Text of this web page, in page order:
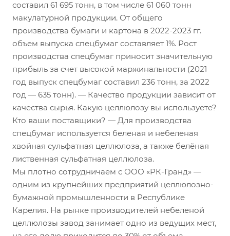
составил 61 695 тонн, в том числе 61 060 тонн
макулатурной продукции. От общего
производства бумаги и картона в 2022-2023 гг.
объем выпуска спецбумаг составляет 1%. Рост
производства спецбумаг приносит значительную
прибыль за счет высокой маржинальности (2021
год выпуск спецбумаг составил 236 тонн, за 2022
год — 635 тонн). — Качество продукции зависит от
качества сырья. Какую целлюлозу вы используете?
Кто ваши поставщики? — Для производства
спецбумаг используется беленая и небеленая
хвойная сульфатная целлюлоза, а также белёная
лиственная сульфатная целлюлоза.
Мы плотно сотрудничаем с ООО «РК-Гранд» —
одним из крупнейших предприятий целлюлозно-
бумажной промышленности в Республике
Карелия. На рынке производителей небеленой
целлюлозы завод занимает одно из ведущих мест,